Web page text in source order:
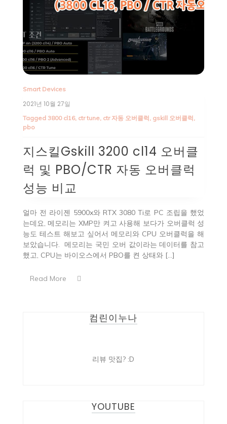
Smart Devices
2021년 10월 27일
Tagged 3800 cl16, ctr tune, ctr 자동 오버클럭, gskill 오버클럭,
pbo
지스킬Gskill 3200 cl14 오버클
럭 및 PBO/CTR 자동 오버클럭
성능 비교
얼마 전 라이젠 5900x와 RTX 3080 Ti로 PC 조립을 했었
는데요, 메모리는 XMP만 켜고 사용해 보다가 오버클럭 성
능도 테스트 해보고 싶어서 메모리와 CPU 오버클럭을 해
보았습니다. 메모리는 국민 오버 값이라는 데이터를 참고
했고, CPU는 바이오스에서 PBO를 켠 상태와 […]
Read More
컴린이누나
리뷰 맛집? :D
YOUTUBE